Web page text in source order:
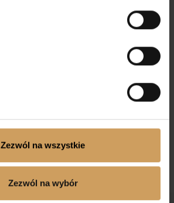
Zezwól na wszystkie
Zezwól na wybór
Karolinka